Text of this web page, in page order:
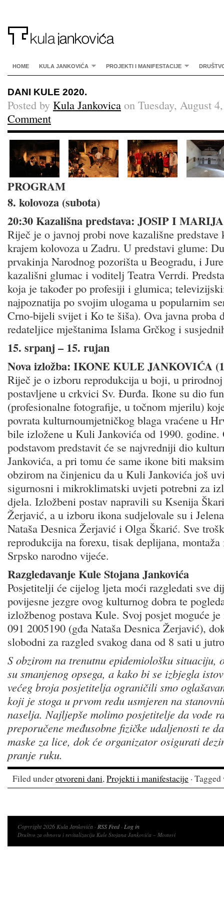
HOME KULA JANKOVIĆA PROJEKTI I MANIFESTACIJE
DANI KULE 2020.
Posted by Kula Jankovica on Tuesday, August
Comment
PROGRAM
8. kolovoza (subota)
20:30 Kazališna predstava: JOSIP I MARIJA
Riječ je o javnoj probi nove kazališne
krajem kolovoza u Zadru. U predstavi glume:
prvakinja Narodnog pozorišta u Beogradu, i
kazališni glumac i voditelj Teatra Verrdi.
koja je također po profesiji i glumica;
najpoznatija po svojim ulogama u popularnim
Crno-bijeli svijet i Ko te šiša). Ova javna proba
redateljice mještanima Islama Grčkog i
15. srpanj – 15. rujan
Nova izložba: IKONE KULE JANKOVIĆA
Riječ je o izboru reprodukcija u boji, u
postavljene u crkvici Sv. Đurđa. Ikone su dio
(profesionalne fotografije, u točnom mjerilu)
povrata kulturnoumjetničkog blaga vraćene u
bile izložene u Kuli Jankovića od 1990.
podstavom predstavit će se najvredniji dio
Jankovića, a pri tomu će same ikone biti
obzirom na činjenicu da u Kuli Jankovića još
sigurnosni i mikroklimatski uvjeti potrebni za
djela. Izložbeni postav napravili su Ksenija
Žerjavić, a u izboru ikona sudjelovale su i
Nataša Desnica Žerjavić i Olga Škarić. Sve
reprodukcija na forexu, tisak deplijana,
Srpsko narodno vijeće.
Razgledavanje Kule Stojana Jankovića
Posjetitelji će cijelog ljeta moći razgledati sve
povijesne jezgre ovog kulturnog dobra te
izložbenog postava Kule. Svoj posjet moguće
091 2005190 (gđa Nataša Desnica Žerjavić),
slobodni za razgled svakog dana od 8 sati u
S obzirom na trenutnu epidemiološku situaciju,
su smanjenog opsega, a kako bi se izbjegla
većeg broja posjetitelja ograničili smo
koji je stoga u prvom redu usmjeren na
naselja. Najljepše molimo posjetitelje da vode
preporučene međusobne fizičke udaljenosti te
maske za lice, dok će organizator osigurati
pranje ruku.
Filed underotvoreni dani,Projekti i manifestacije ·
Copyright 2026 Kula Jankovića · RSS Feed· Log in
Društvo za obnovu i revitalizaciju Kule Stojana Jankovića – Mostovi